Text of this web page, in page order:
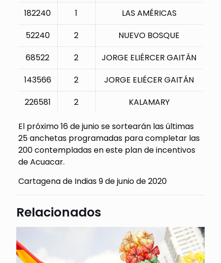
182240
1
LAS AMÉRICAS
52240
2
NUEVO BOSQUE
68522
2
JORGE ELIÉRCER GAITÁN
143566
2
JORGE ELIÉCER GAITÁN
226581
2 KALAMARY
El próximo 16 de junio se sortearán las últimas
25 anchetas programadas para completar las
200 contempladas en este plan de incentivos
de Acuacar.
Cartagena de Indias 9 de junio de 2020
Relacionados